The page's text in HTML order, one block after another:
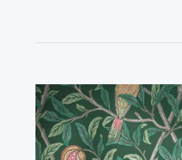
William
Morris
: